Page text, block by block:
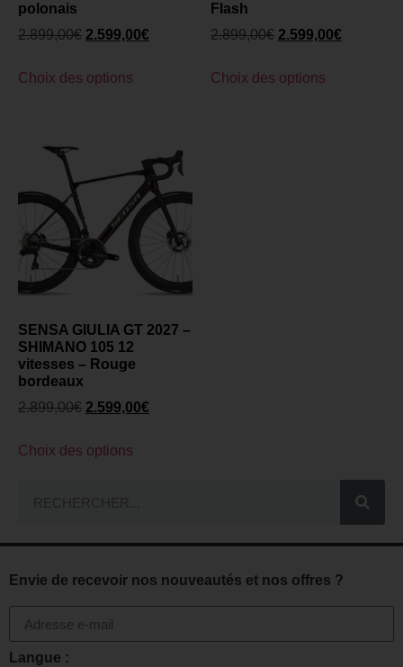
polonais
2.899,00€ 2.599,00€
Choix des options
Flash
2.899,00€ 2.599,00€
Choix des options
SENSA GIULIA GT 2027 –
SHIMANO 105 12
vitesses – Rouge
bordeaux
2.899,00€ 2.599,00€
Choix des options
Envie de recevoir nos nouveautés et nos offres ?
Langue :